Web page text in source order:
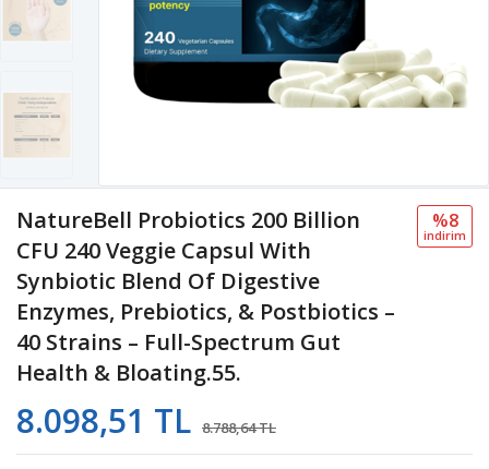
NatureBell Probiotics 200 Billion
CFU 240 Veggie Capsul With
Synbiotic Blend Of Digestive
Enzymes, Prebiotics, & Postbiotics –
40 Strains – Full-Spectrum Gut
Health & Bloating.55.
8.098,51 TL 8.788,64 TL
%8
i̇ndi̇ri̇m